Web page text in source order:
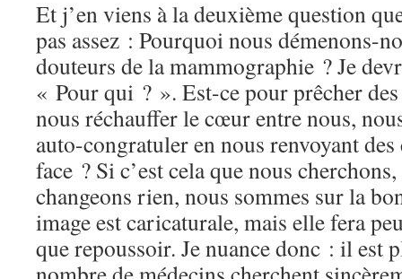
Et j’en viens à la deuxième question
pas assez : Pourquoi nous démenons-
douteurs de la mammographie ? Je
« Pour qui ? ». Est-ce pour prêcher
nous réchauffer le cœur entre nous,
auto-congratuler en nous renvoyant
face ? Si c’est cela que nous
changeons rien, nous sommes sur la
image est caricaturale, mais elle fera
que repoussoir. Je nuance donc : il est